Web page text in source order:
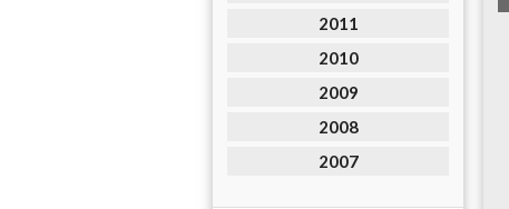
2011
2010
2009
2008
2007